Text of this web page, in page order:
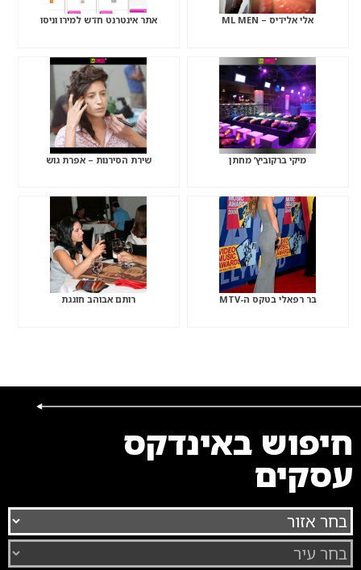
אלי אלידיס – ML MEN אתר אינטרנט חדש למירו וניסו
מיקי ברקוביץ’ מחתן שירת הסירנות – אפרת גוש
בר רפאלי בטקס ה-MTV רותם אבוהב חוגגת
חיפוש באינדקס
עסקים